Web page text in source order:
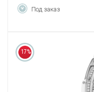
Под заказ
17%